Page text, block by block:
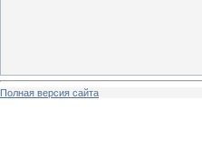
Полная версия сайта